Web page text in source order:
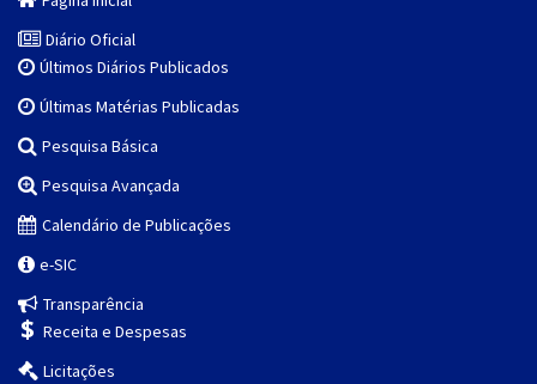
Diário Oficial
Últimos Diários Publicados
Últimas Matérias Publicadas
Pesquisa Básica
Pesquisa Avançada
Calendário de Publicações
e-SIC
Transparência
Receita e Despesas
Licitações